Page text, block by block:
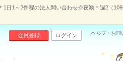
1日1～2件程の法人問い合わせ＠夜勤＊週2（
会員登録 ログイン ヘルプ・お問